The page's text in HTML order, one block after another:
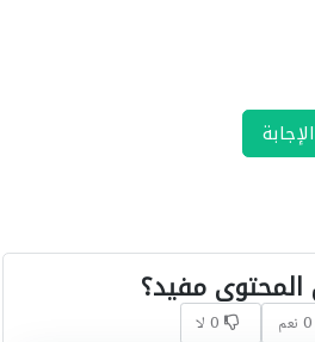
مفيد؟
0 نعم 0 لا